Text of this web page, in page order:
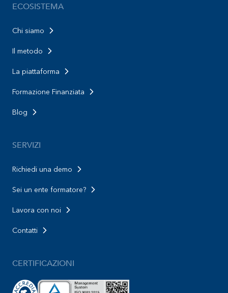
ECOSISTEMA
Chi siamo
Il metodo
La piattaforma
Formazione Finanziata
Blog
SERVIZI
Richiedi una demo
Sei un ente formatore?
Lavora con noi
Contatti
CERTIFICAZIONI